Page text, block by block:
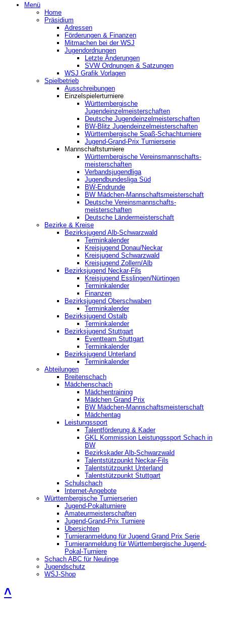
Menü
Home
Präsidium
Adressen
Förderungen & Finanzen
Mitmachen bei der WSJ
Jugendordnungen
Letzte Änderungen
SVW Ordnungen & Satzungen
WSJ Grafik Vorlagen
Spielbetrieb
Ausschreibungen
Einzelspielerturniere
Württembergische
Jugendeinzelmeisterschaften
Deutsche Jugendeinzelmeisterschaften
BW-Blitz Jugendeinzelmeisterschaften
Württembergische Spaß-Schachturniere
Jugend-Grand-Prix Turnierserie
Mannschaftsturniere
Württembergische Vereinsmannschafts-
meisterschaften
Verbandsjugendliga
Jugendbundesliga Süd
BW-Endrunde
BW Mädchen-Mannschaftsmeisterschaft
Deutsche Vereinsmannschafts-
meisterschaften
Deutsche Ländermeisterschaft
Bezirke & Kreise
Bezirksjugend Alb-Schwarzwald
Terminkalender
Kreisjugend Donau/Neckar
Kreisjugend Schwarzwald
Kreisjugend Zollern/Alb
Bezirksjugend Neckar-Fils
Kreisjugend ‎Esslingen/Nürtingen
Terminkalender
Finanzen
Bezirksjugend Oberschwaben
Terminkalender
Bezirksjugend Ostalb
Terminkalender
Bezirksjugend Stuttgart
‎Eventteam Stuttgart
Terminkalender
Bezirksjugend Unterland
Terminkalender
Abteilungen
Breitenschach
Mädchenschach
Mädchentraining
Mädchen Grand Prix
BW Mädchen-Mannschaftsmeisterschaft
Mädchentag
Leistungssport
Talentförderung & Kader
GKL Kommission Leistungssport Schach in
BW
Bezirkskader Alb-Schwarzwald
Talentstützpunkt Neckar-Fils
Talentstützpunkt Unterland
Talentstützpunkt Stuttgart
Schulschach
Internet-Angebote
Württembergische Turnierserien
Jugend-Pokalturniere
Amateurmeisterschaften
Jugend-Grand-Prix Turniere
Übersichten
Turnieranmeldung für Jugend Grand Prix Serie
Turnieranmeldung für Württembergische Jugend-
Pokal-Turniere
Schach ABC für Neulinge
Jugendschutz
WSJ-Shop
˄